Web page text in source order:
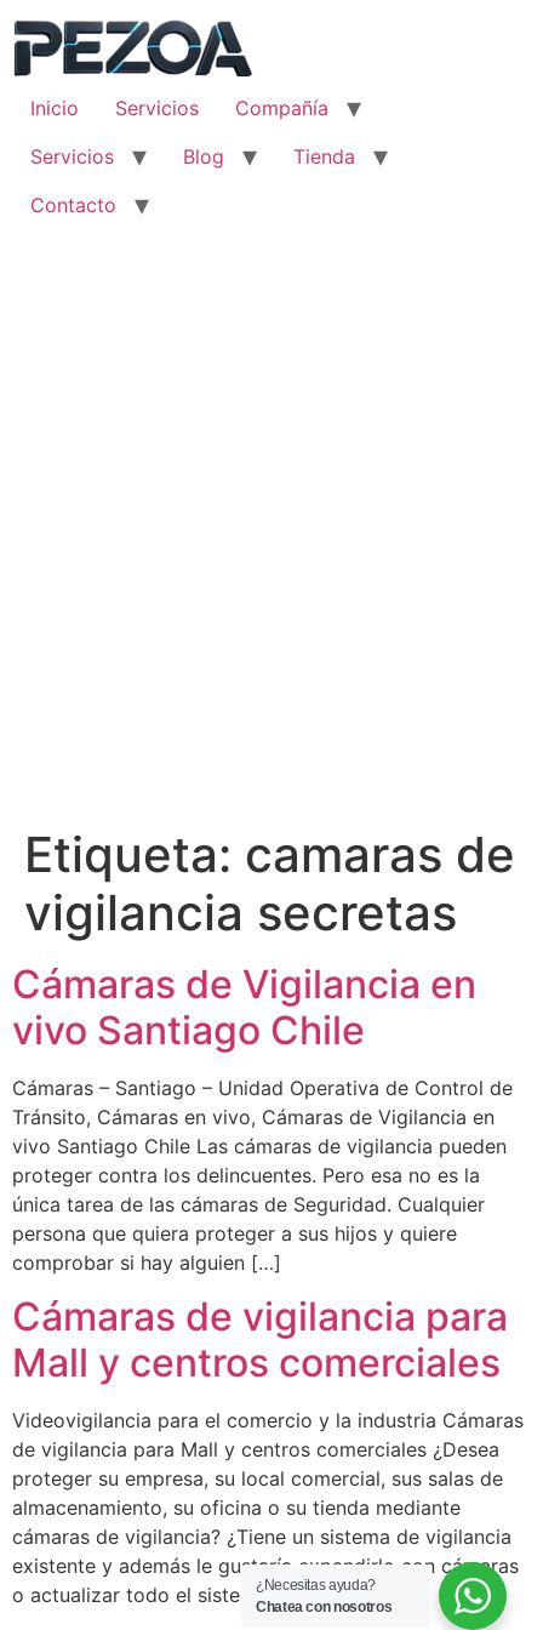
contenido
Inicio
Servicios
Compañía
Servicios
Blog
Tienda
Contacto
Etiqueta: camaras de
vigilancia secretas
Cámaras de Vigilancia en
vivo Santiago Chile
Cámaras – Santiago – Unidad Operativa de Control de
Tránsito, Cámaras en vivo, Cámaras de Vigilancia en
vivo Santiago Chile Las cámaras de vigilancia pueden
proteger contra los delincuentes. Pero esa no es la
única tarea de las cámaras de Seguridad. Cualquier
persona que quiera proteger a sus hijos y quiere
comprobar si hay alguien […]
Cámaras de vigilancia para
Mall y centros comerciales
Videovigilancia para el comercio y la industria Cámaras
de vigilancia para Mall y centros comerciales ¿Desea
proteger su empresa, su local comercial, sus salas de
almacenamiento, su oficina o su tienda mediante
cámaras de vigilancia? ¿Tiene un sistema de vigilancia
existente y además le gustaría expandirlo con cámaras
o actualizar todo el sistema? ¿O tal […]
¿Necesitas ayuda?
Chatea con nosotros